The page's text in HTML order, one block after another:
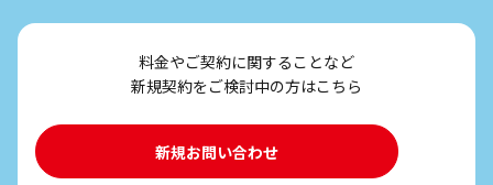
料金やご契約に関することなど
新規契約をご検討中の方はこちら
新規お問い合わせ